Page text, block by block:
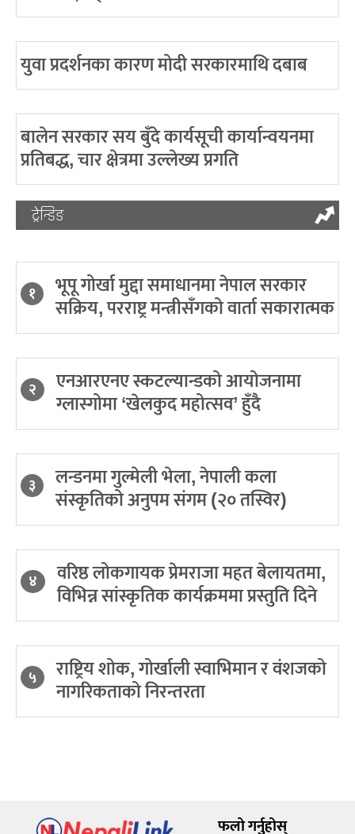
युवा प्रदर्शनका कारण मोदी सरकारमाथि दबाब
बालेन सरकार सय बुँदे कार्यसूची कार्यान्वयनमा
प्रतिबद्ध, चार क्षेत्रमा उल्लेख्य प्रगति
ट्रेन्डिङ
१ भूपू गोर्खा मुद्दा समाधानमा नेपाल सरकार
सक्रिय, परराष्ट्र मन्त्रीसँगको वार्ता सकारात्मक
२ एनआरएनए स्कटल्यान्डको आयोजनामा
ग्लास्गोमा ‘खेलकुद महोत्सव’ हुँदै
३ लन्डनमा गुल्मेली भेला, नेपाली कला
संस्कृतिको अनुपम संगम (२० तस्विर)
४ वरिष्ठ लोकगायक प्रेमराजा महत बेलायतमा,
विभिन्न सांस्कृतिक कार्यक्रममा प्रस्तुति दिने
५ राष्ट्रिय शोक, गोर्खाली स्वाभिमान र वंशजको
नागरिकताको निरन्तरता
फलो गर्नुहोस्